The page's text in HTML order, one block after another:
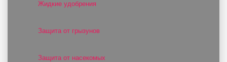
Жидкие удобрения
Защита от грызунов
Защита от насекомых